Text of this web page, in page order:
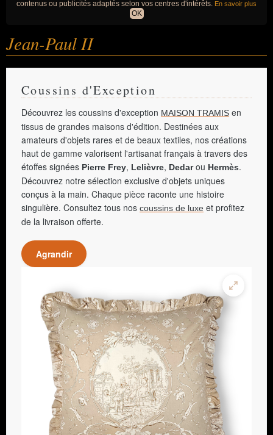
contenus ou publicités adaptés selon vos centres d'intérêts. En savoir plus
OK
Jean-Paul II
Coussins d'Exception
Découvrez les coussins d'exception MAISON TRAMIS en
tissus de grandes maisons d'édition. Destinées aux
amateurs d'objets rares et de beaux textiles, nos créations
haut de gamme valorisent l'artisanat français à travers des
étoffes signées Pierre Frey, Lelièvre, Dedarou Hermès.
Découvrez notre sélection exclusive d'objets uniques
conçus à la main. Chaque pièce raconte une histoire
singulière. Consultez tous nos coussins de luxe et profitez
de la livraison offerte.
Agrandir